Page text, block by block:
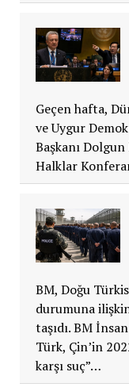
Geçen hafta,
ve Uygur
Başkanı
Halklar
BM, Doğu
durumuna
taşıdı. BM
Türk, Çin’in
karşı suç”…